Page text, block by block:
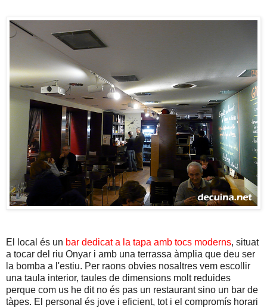
El local és un bar dedicat a la tapa amb tocs moderns, situat
a tocar del riu Onyar i amb una terrassa àmplia que deu ser
la bomba a l'estiu. Per raons obvies nosaltres vem escollir
una taula interior, taules de dimensions molt reduides
perque com us he dit no és pas un restaurant sino un bar de
tàpes. El personal és jove i eficient, tot i el compromís horari